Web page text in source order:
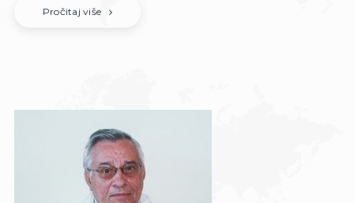
Pročitaj više